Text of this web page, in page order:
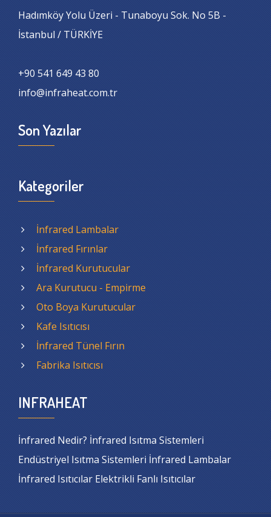
Hadımköy Yolu Üzeri - Tunaboyu Sok. No 5B -
İstanbul / TÜRKİYE
+90 541 649 43 80
info@infraheat.com.tr
Son Yazılar
Kategoriler
İnfrared Lambalar
İnfrared Fırınlar
İnfrared Kurutucular
Ara Kurutucu - Empirme
Oto Boya Kurutucular
Kafe Isıtıcısı
İnfrared Tünel Fırın
Fabrika Isıtıcısı
INFRAHEAT
İnfrared Nedir? İnfrared Isıtma Sistemleri
Endüstriyel Isıtma Sistemleri İnfrared Lambalar
İnfrared Isıtıcılar Elektrikli Fanlı Isıtıcılar